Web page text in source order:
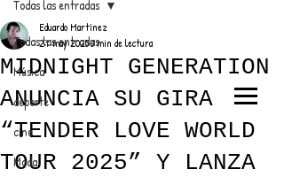
EL TRENDY TOP
CON EDDY MARTINEZ
Todas las entradas
Música
deporte
cine
Moda
Todas las entradas
MIDNIGHT GENERATION
ANUNCIA SU GIRA
“TENDER LOVE WORLD
TOUR 2025” Y LANZA
Eduardo Martínez
27 may 20253 min de lectura